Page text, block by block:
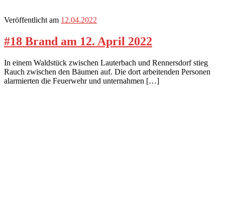
Veröffentlicht am 12.04.2022
#18 Brand am 12. April 2022
In einem Waldstück zwischen Lauterbach und Rennersdorf stieg
Rauch zwischen den Bäumen auf. Die dort arbeitenden Personen
alarmierten die Feuerwehr und unternahmen […]